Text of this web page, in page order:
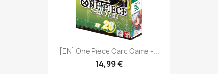
[EN] One Piece Card Game -...
14,99 €